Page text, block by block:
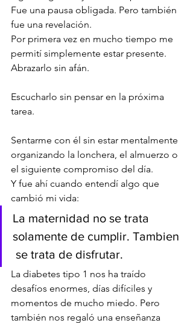
Fue una pausa obligada. Pero también
fue una revelación.
Por primera vez en mucho tiempo me
permití simplemente estar presente.
Abrazarlo sin afán.
Escucharlo sin pensar en la próxima
tarea.
Sentarme con él sin estar mentalmente
organizando la lonchera, el almuerzo o
el siguiente compromiso del día.
Y fue ahí cuando entendí algo que
cambió mi vida:
La maternidad no se trata
solamente de cumplir. Tambien
se trata de disfrutar.
La diabetes tipo 1 nos ha traído
desafíos enormes, días difíciles y
momentos de mucho miedo. Pero
también nos regaló una enseñanza